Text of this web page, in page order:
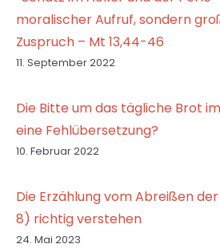
moralischer Aufruf, sondern
Zuspruch – Mt 13,44-46
11. September 2022
Die Bitte um das tägliche Brot
eine Fehlübersetzung?
10. Februar 2022
Die Erzählung vom Abreißen der
8) richtig verstehen
24. Mai 2023